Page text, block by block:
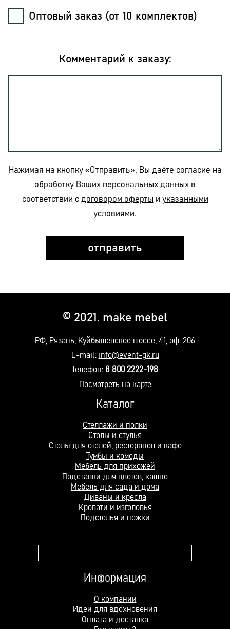
Оптовый заказ (от 10 комплектов)
Комментарий к заказу:
Нажимая на кнопку «Отправить», Вы даёте согласие на
обработку Ваших персональных данных в
соответствии с договором оферты и указанными
условиями.
© 2021. make mebel
РФ, Рязань, Куйбышевское шоссе, 41, оф. 206
E-mail: info@event-gk.ru
Телефон: 8 800 2222-198
Посмотреть на карте
Каталог
Стеллажи и полки
Столы и стулья
Столы для отелей, ресторанов и кафе
Тумбы и комоды
Мебель для прихожей
Подставки для цветов, кашпо
Мебель для сада и дома
Диваны и кресла
Кровати и изголовья
Подстолья и ножки
Информация
О компании
Идеи для вдохновения
Оплата и доставка